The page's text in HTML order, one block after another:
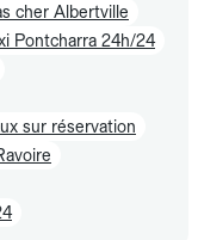
cher Albertville
Pontcharra 24h/24
sur réservation